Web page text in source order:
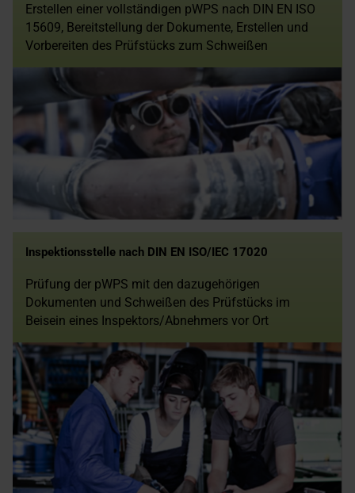
Erstellen einer vollständigen pWPS nach DIN EN ISO
15609, Bereitstellung der Dokumente, Erstellen und
Vorbereiten des Prüfstücks zum Schweißen
Inspektionsstelle nach DIN EN ISO/IEC 17020
Prüfung der pWPS mit den dazugehörigen
Dokumenten und Schweißen des Prüfstücks im
Beisein eines Inspektors/Abnehmers vor Ort